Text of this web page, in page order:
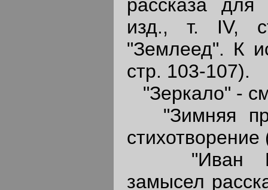
рассказа для
изд., т. IV,
"Землеед". К
стр. 103-107).
"Зеркало" -
"Зимняя
"Иван
замысел